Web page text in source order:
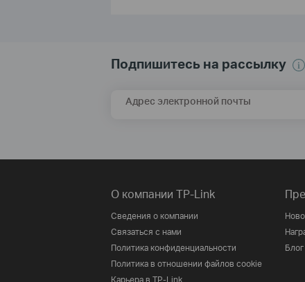
Подпишитесь на рассылку
Адрес электронной почты
О компании TP-Link
Сведения о компании
Связаться с нами
Политика конфиденциальности
Политика в отношении файлов cookie
Карьера в TP-Link
Блог